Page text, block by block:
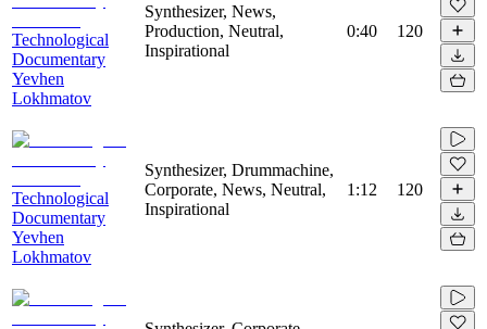
Technological
Documentary
Yevhen
Lokhmatov
Synthesizer, News,
Production, Neutral,
Inspirational
0:40 120
Technological
Documentary
Yevhen
Lokhmatov
Synthesizer, Drummachine,
Corporate, News, Neutral,
Inspirational
1:12 120